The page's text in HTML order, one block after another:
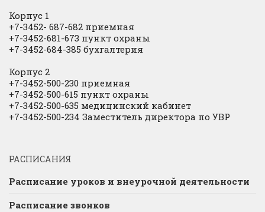
Корпус 1
+7-3452- 687-682 приемная
+7-3452-681-673 пункт охраны
+7-3452-684-385 бухгалтерия
Корпус 2
+7-3452-500-230 приемная
+7-3452-500-615 пункт охраны
+7-3452-500-635 медицинский кабинет
+7-3452-500-234 Заместитель директора по УВР
РАСПИСАНИЯ
Расписание уроков и внеурочной деятельности
Расписание звонков